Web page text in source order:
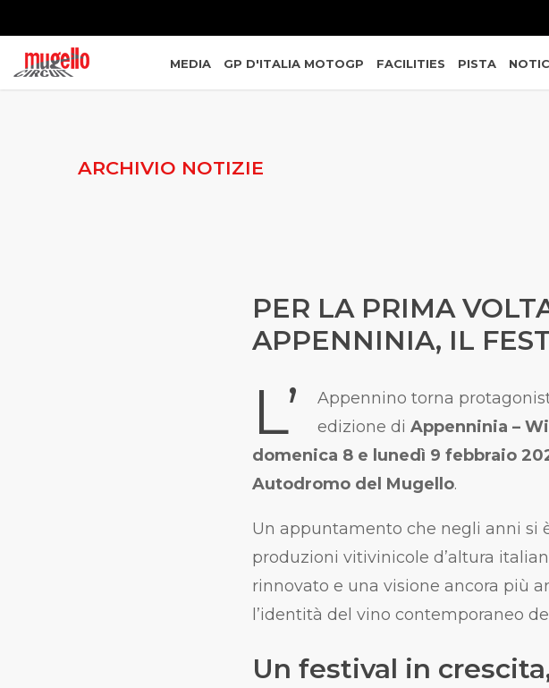
MEDIA GP D'ITALIA MOTOGP FACILITIES PISTA
ARCHIVIO NOTIZIE
PER LA PRIMA
APPENNINIA, IL
L’
Appennino torna
edizione di Appenninia –
domenica 8 e lunedì 9 febbraio
Autodromo del Mugello.
Un appuntamento che negli anni si
produzioni vitivinicole d’altura
rinnovato e una visione ancora più
l’identità del vino contemporaneo
Un festival in